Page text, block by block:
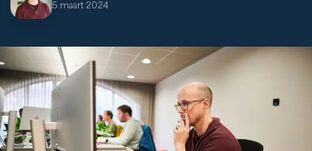
5 maart 2024